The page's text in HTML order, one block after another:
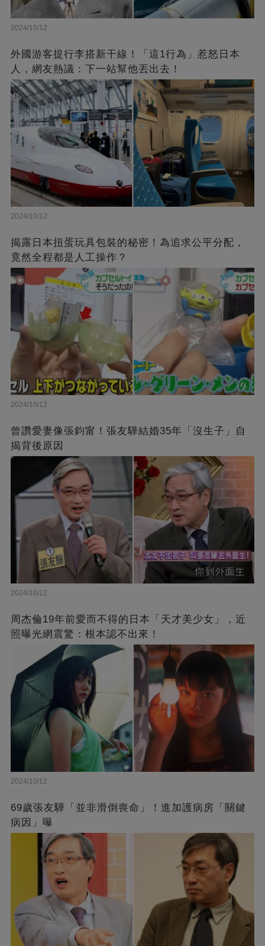
2024/10/12
外國游客提行李搭新干線！「這1行為」惹怒日本
人，網友熱議：下一站幫他丟出去！
2024/10/12
揭露日本扭蛋玩具包裝的秘密！為追求公平分配，
竟然全程都是人工操作？
2024/10/12
曾讚愛妻像張鈞甯！張友驊結婚35年「沒生子」自
揭背後原因
2024/10/12
周杰倫19年前愛而不得的日本「天才美少女」，近
照曝光網震驚：根本認不出來！
2024/10/12
69歲張友驊「並非滑倒喪命」！進加護病房「關鍵
病因」曝